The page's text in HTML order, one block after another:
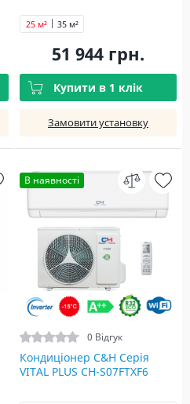
25 м² 35 м²
51 944 грн.
Купити в 1 клік
Замовити установку
В наявності
0 Відгук
Кондиціонер C&H Серія
VITAL PLUS CH-S07FTXF6